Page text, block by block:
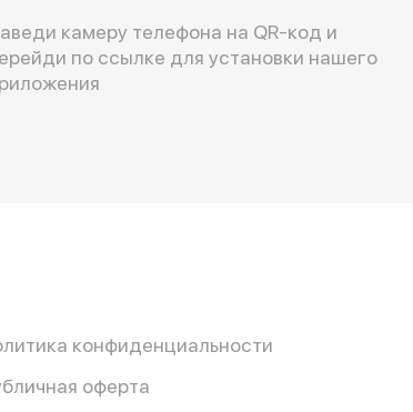
камеру телефона на QR-код и
по ссылке для установки нашего
конфиденциальности
оферта